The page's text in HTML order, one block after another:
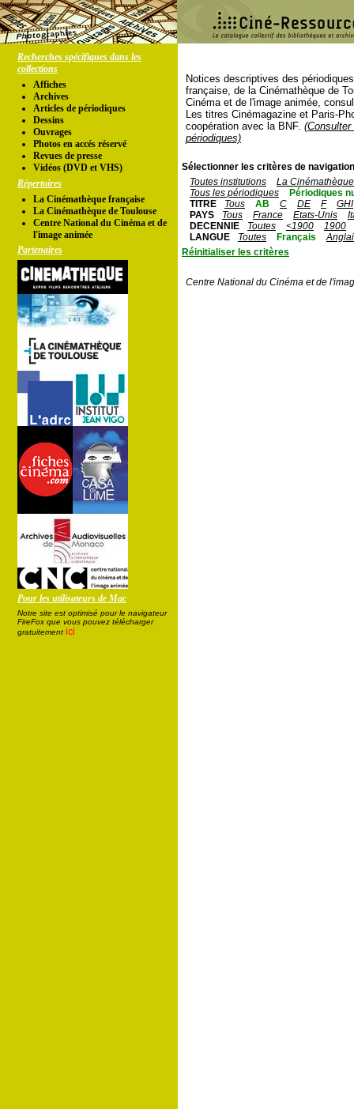
Recherches spécifiques dans les
collections
Affiches
Archives
Articles de périodiques
Dessins
Ouvrages
Photos en accés réservé
Revues de presse
Vidéos (DVD et VHS)
Répertoires
La Cinémathèque française
La Cinémathèque de Toulouse
Centre National du Cinéma et de
l'image animée
Partenaires
Pour les utilisateurs de Mac
Notre site est optimisé pour le navigateur
FireFox que vous pouvez télécharger
gratuitement ici
Notices descriptives des
française, de la Cinémathèque de
Cinéma et de l'image animée,
Les titres Cinémagazine et Paris-
coopération avec la BNF.
périodiques)
Sélectionner les critères de
Toutes institutions
La
Tous les périodiques
Périodiques
TITRE
Tous AB C DE F
GHI
PAYS
Tous France Etats-Unis
DECENNIE
Toutes <1900
1900
LANGUE
Toutes Français
Réinitialiser les critères
Centre National du Cinéma et de